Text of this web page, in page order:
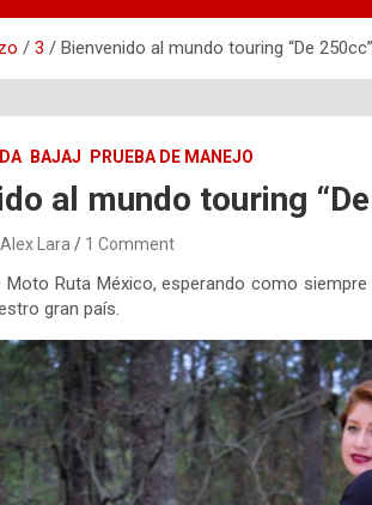
3 Bienvenido al mundo touring “De 250cc”
BAJAJ PRUEBA DE MANEJO
al mundo touring
Alex Lara 1 Comment
Moto Ruta México, esperando como
gran país.